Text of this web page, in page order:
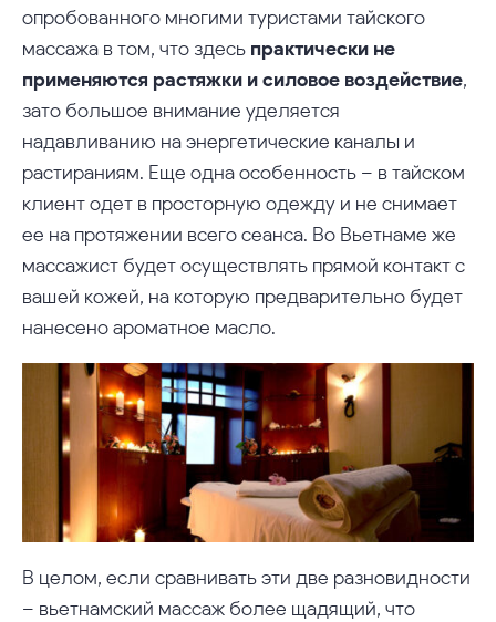
опробованного многими туристами тайского
массажа в том, что здесь практически не
применяются растяжки и силовое воздействие,
зато большое внимание уделяется
надавливанию на энергетические каналы и
растираниям. Еще одна особенность – в тайском
клиент одет в просторную одежду и не снимает
ее на протяжении всего сеанса. Во Вьетнаме же
массажист будет осуществлять прямой контакт с
вашей кожей, на которую предварительно будет
нанесено ароматное масло.
В целом, если сравнивать эти две разновидности
– вьетнамский массаж более щадящий, что